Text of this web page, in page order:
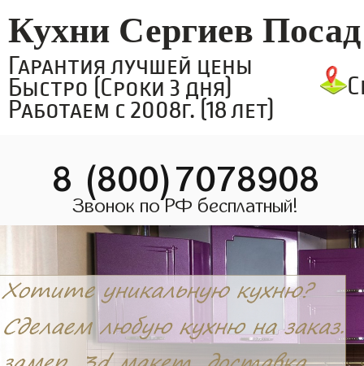
Кухни Сергиев Посад
Гарантия лучшей цены
Быстро (Сроки 3 дня)
Работаем с 2008г. (18 лет)
8 (800)7078908
Звонок по РФ бесплатный!